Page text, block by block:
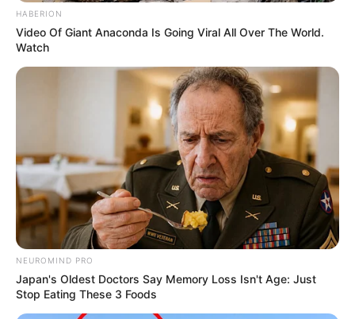
ΚΥΜΗ ΝΕΑ ΜΥΣΤΗΡΙΟ
HABERION
Video Of Giant Anaconda Is Going Viral All Over The World.
Watch
NEUROMIND PRO
Japan's Oldest Doctors Say Memory Loss Isn't Age: Just
Stop Eating These 3 Foods